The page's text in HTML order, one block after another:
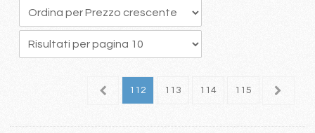
111 112 113 114 115 116